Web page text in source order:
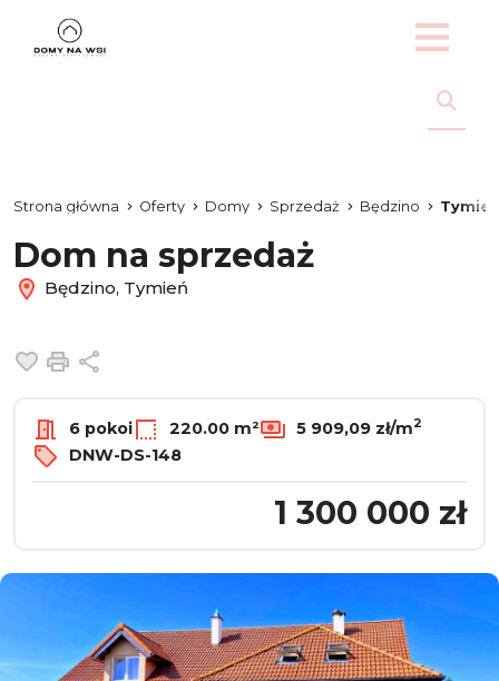
Strona główna Oferty Domy Sprzedaż Będzino Tymień
Dom na sprzedaż
Będzino, Tymień
Dodaj do ulubionych
Drukuj
6 pokoi 220.00 m² 5 909,09 zł/m2
DNW-DS-148
1 300 000 zł